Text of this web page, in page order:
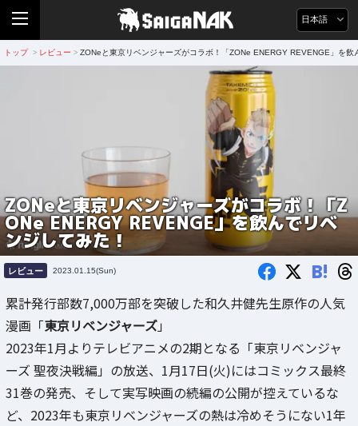
日本語
トップ > レビュー > ZONeと東京リベンジャーズがコラボ！「ZONe ENERGY REVENGE」を飲
ZONeと東京リベンジャーズがコラボ！「Z
ONe ENERGY REVENGE」を飲んでリベ
ンジしてみた！
レビュー 2023.01.15(Sun) B!
累計発行部数7,000万部を突破した和久井健先生原作の人気
漫画「東京リベンジャーズ」
2023年1月よりテレビアニメの2期となる「東京リベンジャ
ーズ 聖夜決戦編」の放送、1月17日(火)にはコミックス最終
31巻の発売、そして実写映画の続編の公開が控えているな
ど、2023年も東京リベンジャーズの熱は冷めそうにない1年